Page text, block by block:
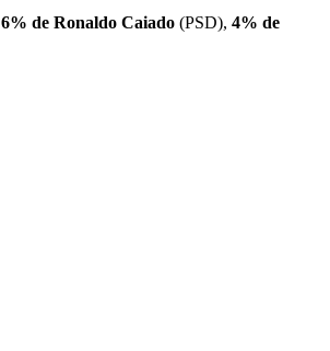
6% de Ronaldo Caiado (PSD), 4% de